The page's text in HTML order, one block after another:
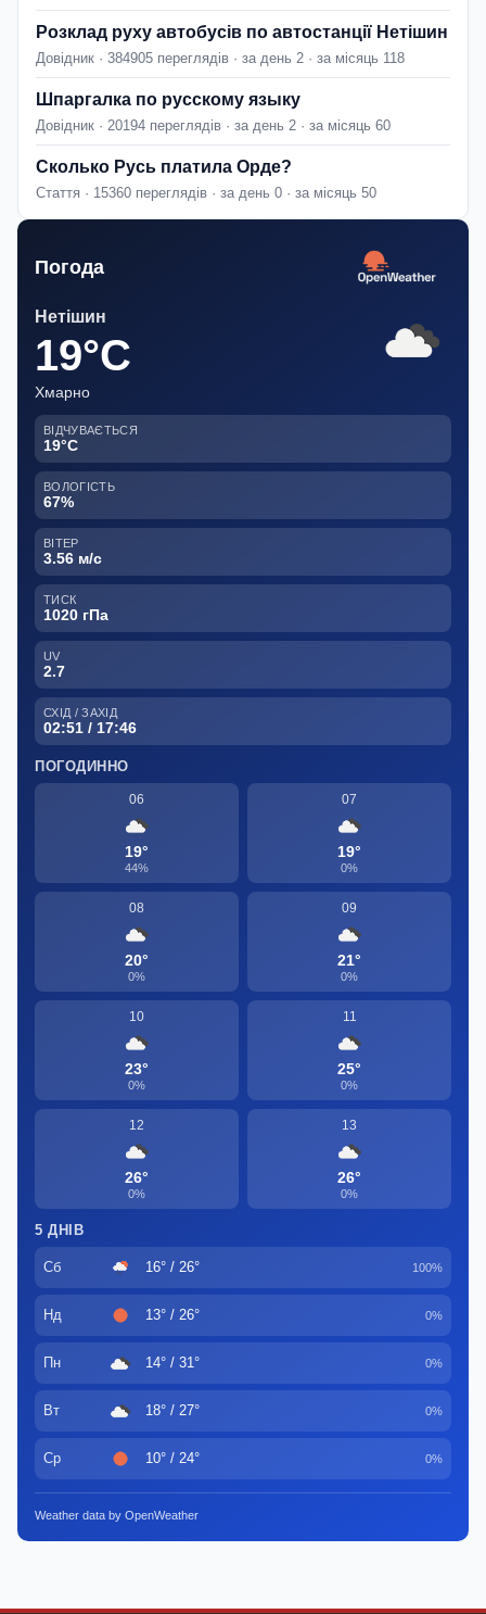
Розклад руху автобусів по автостанції Нетішин
Довідник · 384905 переглядів · за день 2 · за місяць 118
Шпаргалка по русскому языку
Довідник · 20194 переглядів · за день 2 · за місяць 60
Сколько Русь платила Орде?
Стаття · 15360 переглядів · за день 0 · за місяць 50
Погода
Нетішин
19°C
Хмарно
ВІДЧУВАЄТЬСЯ
19°C
ВОЛОГІСТЬ
67%
ВІТЕР
3.56 м/с
ТИСК
1020 гПа
UV
2.7
СХІД / ЗАХІД
02:51 / 17:46
ПОГОДИННО
06
19°
44%
07
19°
0%
08
20°
0%
09
21°
0%
10
23°
0%
11
25°
0%
12
26°
0%
13
26°
0%
5 ДНІВ
Сб 16° / 26° 100%
Нд 13° / 26° 0%
Пн 14° / 31° 0%
Вт 18° / 27° 0%
Ср 10° / 24° 0%
Weather data by OpenWeather